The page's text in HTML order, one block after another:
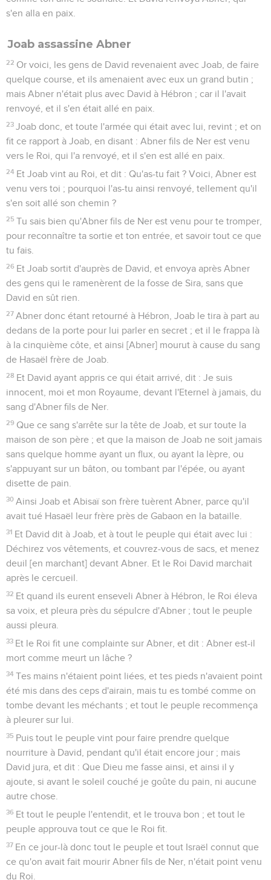
s'en alla en paix.
Joab assassine Abner
22 Or voici, les gens de David revenaient avec Joab, de faire
quelque course, et ils amenaient avec eux un grand butin ;
mais Abner n'était plus avec David à Hébron ; car il l'avait
renvoyé, et il s'en était allé en paix.
23 Joab donc, et toute l'armée qui était avec lui, revint ; et on
fit ce rapport à Joab, en disant : Abner fils de Ner est venu
vers le Roi, qui l'a renvoyé, et il s'en est allé en paix.
24 Et Joab vint au Roi, et dit : Qu'as-tu fait ? Voici, Abner est
venu vers toi ; pourquoi l'as-tu ainsi renvoyé, tellement qu'il
s'en soit allé son chemin ?
25 Tu sais bien qu'Abner fils de Ner est venu pour te tromper,
pour reconnaître ta sortie et ton entrée, et savoir tout ce que
tu fais.
26 Et Joab sortit d'auprès de David, et envoya après Abner
des gens qui le ramenèrent de la fosse de Sira, sans que
David en sût rien.
27 Abner donc étant retourné à Hébron, Joab le tira à part au
dedans de la porte pour lui parler en secret ; et il le frappa là
à la cinquième côte, et ainsi [Abner] mourut à cause du sang
de Hasaël frère de Joab.
28 Et David ayant appris ce qui était arrivé, dit : Je suis
innocent, moi et mon Royaume, devant l'Eternel à jamais, du
sang d'Abner fils de Ner.
29 Que ce sang s'arrête sur la tête de Joab, et sur toute la
maison de son père ; et que la maison de Joab ne soit jamais
sans quelque homme ayant un flux, ou ayant la lèpre, ou
s'appuyant sur un bâton, ou tombant par l'épée, ou ayant
disette de pain.
30 Ainsi Joab et Abisaï son frère tuèrent Abner, parce qu'il
avait tué Hasaël leur frère près de Gabaon en la bataille.
31 Et David dit à Joab, et à tout le peuple qui était avec lui :
Déchirez vos vêtements, et couvrez-vous de sacs, et menez
deuil [en marchant] devant Abner. Et le Roi David marchait
après le cercueil.
32 Et quand ils eurent enseveli Abner à Hébron, le Roi éleva
sa voix, et pleura près du sépulcre d'Abner ; tout le peuple
aussi pleura.
33 Et le Roi fit une complainte sur Abner, et dit : Abner est-il
mort comme meurt un lâche ?
34 Tes mains n'étaient point liées, et tes pieds n'avaient point
été mis dans des ceps d'airain, mais tu es tombé comme on
tombe devant les méchants ; et tout le peuple recommença
à pleurer sur lui.
35 Puis tout le peuple vint pour faire prendre quelque
nourriture à David, pendant qu'il était encore jour ; mais
David jura, et dit : Que Dieu me fasse ainsi, et ainsi il y
ajoute, si avant le soleil couché je goûte du pain, ni aucune
autre chose.
36 Et tout le peuple l'entendit, et le trouva bon ; et tout le
peuple approuva tout ce que le Roi fit.
37 En ce jour-là donc tout le peuple et tout Israël connut que
ce qu'on avait fait mourir Abner fils de Ner, n'était point venu
du Roi.